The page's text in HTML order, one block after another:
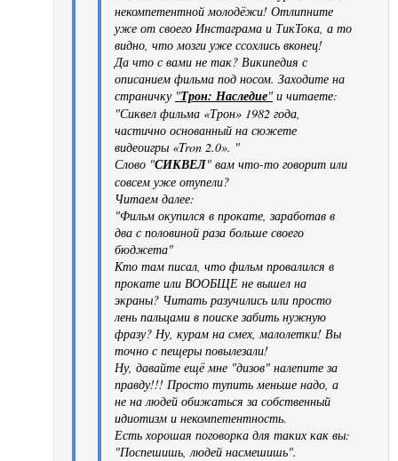
некомпетентной молодёжи! Отлипните
уже от своего Инстаграма и ТикТока, а то
видно, что мозги уже ссохлись вконец!
Да что с вами не так? Википедия с
описанием фильма под носом. Заходите на
страничку "Трон: Наследие" и читаете:
"Сиквел фильма «Трон» 1982 года,
частично основанный на сюжете
видеоигры «Tron 2.0». "
Слово "СИКВЕЛ" вам что-то говорит или
совсем уже отупели?
Читаем далее:
"Фильм окупился в прокате, заработав в
два с половиной раза больше своего
бюджета"
Кто там писал, что фильм провалился в
прокате или ВООБЩЕ не вышел на
экраны? Читать разучились или просто
лень пальцами в поиске забить нужную
фразу? Ну, курам на смех, малолетки! Вы
точно с пещеры повылезали!
Ну, давайте ещё мне "дизов" налепите за
правду!!! Просто тупить меньше надо, а
не на людей обижаться за собственный
идиотизм и некомпетентность.
Есть хорошая поговорка для таких как вы:
"Поспешишь, людей насмешишь".